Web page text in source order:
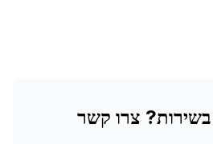
בשירות? צרו קשר